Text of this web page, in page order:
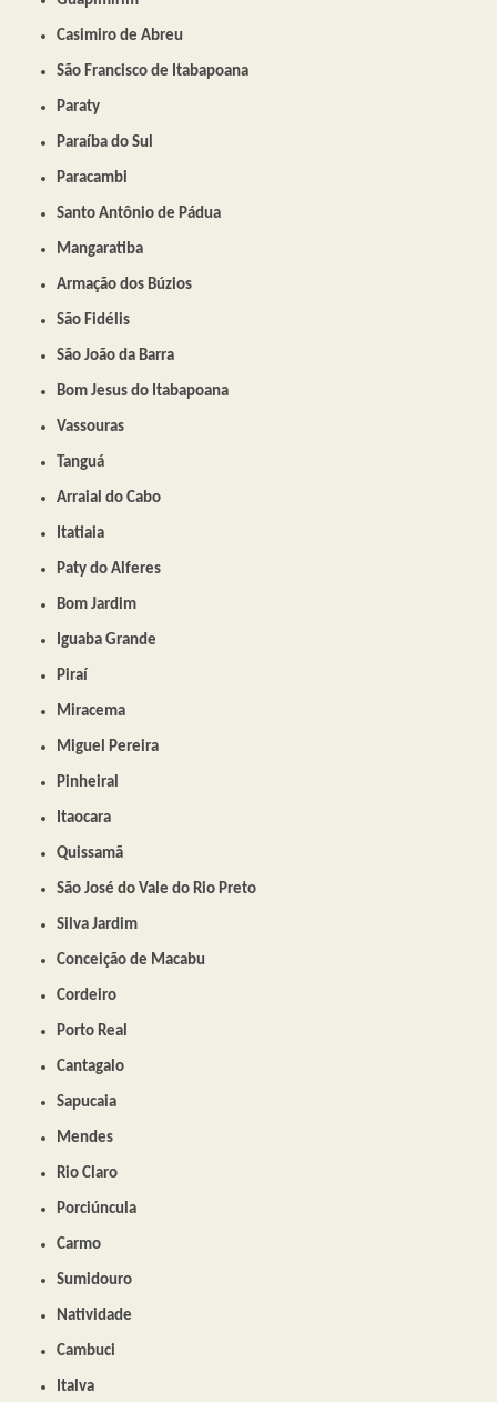
Casimiro de Abreu
São Francisco de Itabapoana
Paraty
Paraíba do Sul
Paracambi
Santo Antônio de Pádua
Mangaratiba
Armação dos Búzios
São Fidélis
São João da Barra
Bom Jesus do Itabapoana
Vassouras
Tanguá
Arraial do Cabo
Itatiaia
Paty do Alferes
Bom Jardim
Iguaba Grande
Piraí
Miracema
Miguel Pereira
Pinheiral
Itaocara
Quissamã
São José do Vale do Rio Preto
Silva Jardim
Conceição de Macabu
Cordeiro
Porto Real
Cantagalo
Sapucaia
Mendes
Rio Claro
Porciúncula
Carmo
Sumidouro
Natividade
Cambuci
Italva